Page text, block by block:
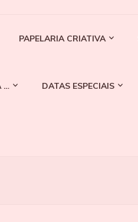
PAPELARIA CRIATIVA
… DATAS ESPECIAIS